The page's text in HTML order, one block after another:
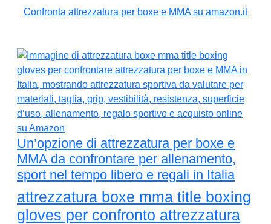
Confronta attrezzatura per boxe e MMA su amazon.it
Un’opzione di attrezzatura per boxe e
MMA da confrontare per allenamento,
sport nel tempo libero e regali in Italia
attrezzatura boxe mma title boxing
gloves per confronto attrezzatura